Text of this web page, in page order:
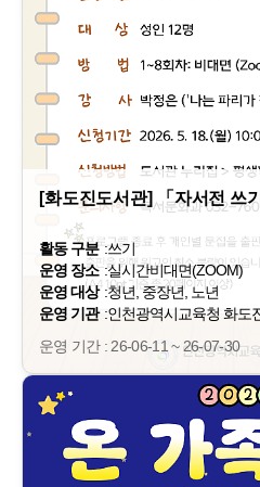
[화도진도서관] 「자서전 쓰
활동 구분 :쓰기
운영 장소 :실시간비대면(ZOOM)
운영 대상 :청년, 중장년, 노년
운영 기관 :인천광역시교육청 화도
운영 기간 : 26-06-11 ~ 26-07-30